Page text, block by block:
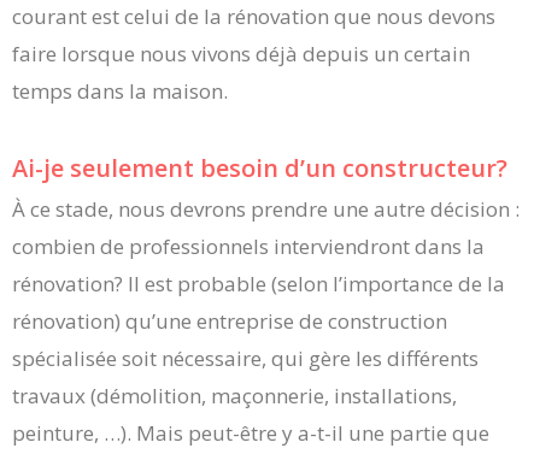
courant est celui de la rénovation que nous devons
faire lorsque nous vivons déjà depuis un certain
temps dans la maison.
Ai-je seulement besoin d’un constructeur?
À ce stade, nous devrons prendre une autre décision :
combien de professionnels interviendront dans la
rénovation? Il est probable (selon l’importance de la
rénovation) qu’une entreprise de construction
spécialisée soit nécessaire, qui gère les différents
travaux (démolition, maçonnerie, installations,
peinture, …). Mais peut-être y a-t-il une partie que